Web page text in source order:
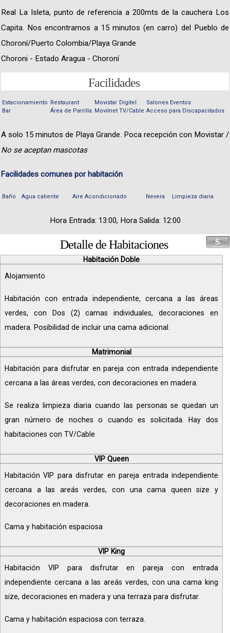
Real La Isleta, punto de referencia a 200mts de la cauchera Los
Capita. Nos encontramos a 15 minutos (en carro) del Pueblo de
Choroní/Puerto Colombia/Playa Grande
Choroni - Estado Aragua - Choroní
Facilidades
Estacionamiento
Bar
Restaurant
Área de Parrilla
Movistar
Movilnet
Digitel
TV/Cable
Salones Eventos
Acceso para Discapacitados
A solo 15 minutos de Playa Grande. Poca recepción con Movistar /
No se aceptan mascotas
Facilidades comunes por habitación
Baño Agua caliente Aire Acondicionado Nevera Limpieza diaria
Hora Entrada: 13:00, Hora Salida: 12:00
Detalle de Habitaciones
Habitación Doble
Alojamiento
Habitación con entrada independiente, cercana a las áreas
verdes, con Dos (2) camas individuales, decoraciones en
madera. Posibilidad de incluir una cama adicional.
Matrimonial
Habitación para disfrutar en pareja con entrada independiente
cercana a las áreas verdes, con decoraciones en madera.
Se realiza limpieza diaria cuando las personas se quedan un
gran número de noches o cuando es solicitada. Hay dos
habitaciones con TV/Cable
VIP Queen
Habitación VIP para disfrutar en pareja entrada independiente
cercana a las areás verdes, con una cama queen size y
decoraciones en madera.
Cama y habitación espaciosa
VIP King
Habitación VIP para disfrutar en pareja con entrada
independiente cercana a las areás verdes, con una cama king
size, decoraciones en madera y una terraza para disfrutar.
Cama y habitación espaciosa con terraza.